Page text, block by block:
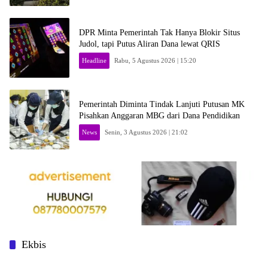
DPR Minta Pemerintah Tak Hanya Blokir Situs
Judol, tapi Putus Aliran Dana lewat QRIS
Headline Rabu, 5 Agustus 2026 | 15:20
Pemerintah Diminta Tindak Lanjuti Putusan MK
Pisahkan Anggaran MBG dari Dana Pendidikan
News Senin, 3 Agustus 2026 | 21:02
Ekbis